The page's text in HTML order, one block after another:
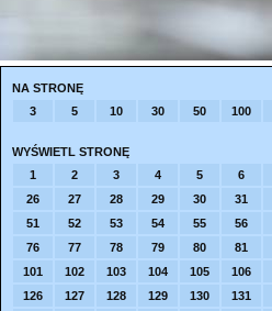
NA STRONĘ
3
5 10 30 50 100
WYŚWIETL STRONĘ
1
2 3 4 5 6
26
27 28 29 30 31
51
52 53 54 55 56
76
77 78 79 80 81
101
102 103 104 105 106
126
127 128 129 130 131